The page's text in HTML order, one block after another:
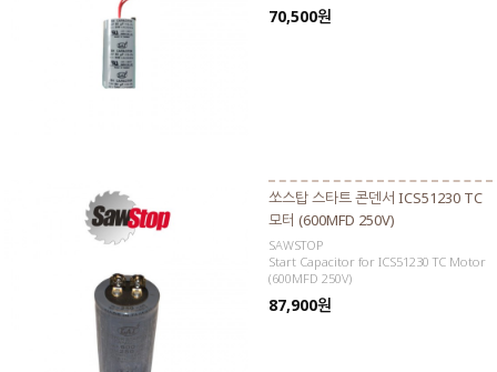
70,500원
쏘스탑 스타트 콘덴서 ICS51230 TC
모터 (600MFD 250V)
SAWSTOP
Start Capacitor for ICS51230 TC Motor
(600MFD 250V)
87,900원